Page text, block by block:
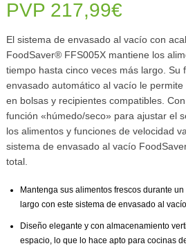
PVP 217,99€
El sistema de envasado al vacío con
FoodSaver® FFS005X mantiene los
tiempo hasta cinco veces más largo. Su
envasado automático al vacío le
en bolsas y recipientes compatibles.
función «húmedo/seco» para ajustar el
los alimentos y funciones de velocidad
sistema de envasado al vacío
total.
Mantenga sus alimentos frescos durante
largo con este sistema de envasado al vacío
Diseño elegante y con almacenamiento
espacio, lo que lo hace apto para cocinas